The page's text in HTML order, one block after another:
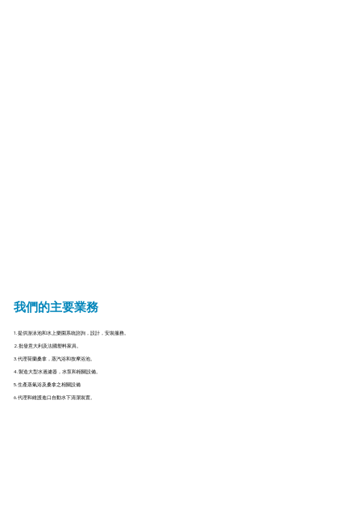
我們的主要業務
1. 提供游泳池和水上樂園系統諮詢，設計，安裝服務。
2. 批發意大利及法國塑料家具。
3. 代理荷蘭桑拿，蒸汽浴和按摩浴池。
4. 製造大型水過濾器，水泵和相關設備。
5. 生產蒸氣浴及桑拿之相關設備
6. 代理和維護進口自動水下清潔裝置。